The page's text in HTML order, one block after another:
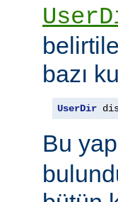
bazı
UserDir
Bu